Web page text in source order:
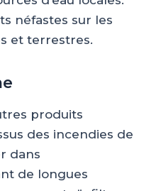
néfastes sur les
et terrestres.
produits
des incendies de
dans
de longues